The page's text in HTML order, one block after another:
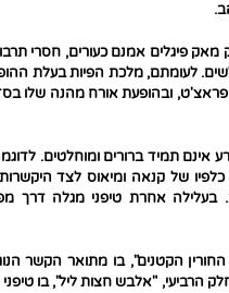
פיגלים אמנם כעורים, חסרי
לעומתם, מלכת הפיות בעלת
פראצ'ט, ובהופעת אורח מהנה שלו
אינם תמיד ברורים ומוחלטים.
של קנאה ומיאוס לצד
בעלילה אחרת טיפני מגלה דרך
הקטנים", בו מתואר הקשר
"אלבש חצות ליל", בו